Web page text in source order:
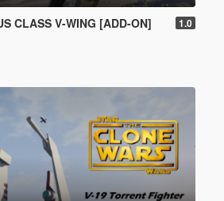
CLASS V-WING [ADD-ON] 1.0